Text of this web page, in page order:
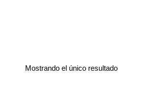
Mostrando el único resultado